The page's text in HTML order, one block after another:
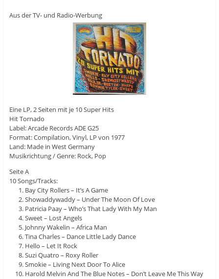
Aus der TV- und Radio-Werbung
Eine LP, 2 Seiten mit je 10 Super Hits
Hit Tornado
Label: Arcade Records ADE G25
Format: Compilation, Vinyl, LP von 1977
Land: Made in West Germany
Musikrichtung / Genre: Rock, Pop
Seite A
10 Songs/Tracks:
Bay City Rollers – It’s A Game
Showaddywaddy – Under The Moon Of Love
Patricia Paay – Who’s That Lady With My Man
Sweet – Lost Angels
Johnny Wakelin – Africa Man
Tina Charles – Dance Little Lady Dance
Hello – Let It Rock
Suzi Quatro – Roxy Roller
Smokie – Living Next Door To Alice
Harold Melvin And The Blue Notes – Don’t Leave Me This Way